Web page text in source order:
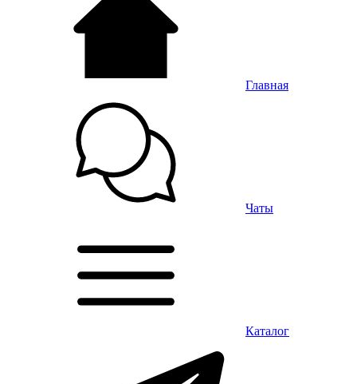
Главная
Чаты
Каталог